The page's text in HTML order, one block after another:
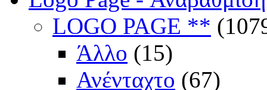
LOGO PAGE **
Άλλο (15)
Ανένταχτο (67)